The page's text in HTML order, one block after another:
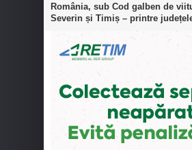
România, sub Cod galben de
Severin și Timiș – printre